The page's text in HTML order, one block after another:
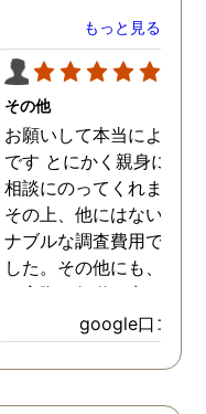
もっと見る
その他
お願いして本当によかっ
です とにかく親身にな
相談にのってくれました
その上、他にはないリー
ナブルな調査費用で済み
した。その他にも、相談
ら実際に行動に出て頂い
のが、スゴく早く問題を
決していただき、大変助
りました。 次回も是非
google口コミ